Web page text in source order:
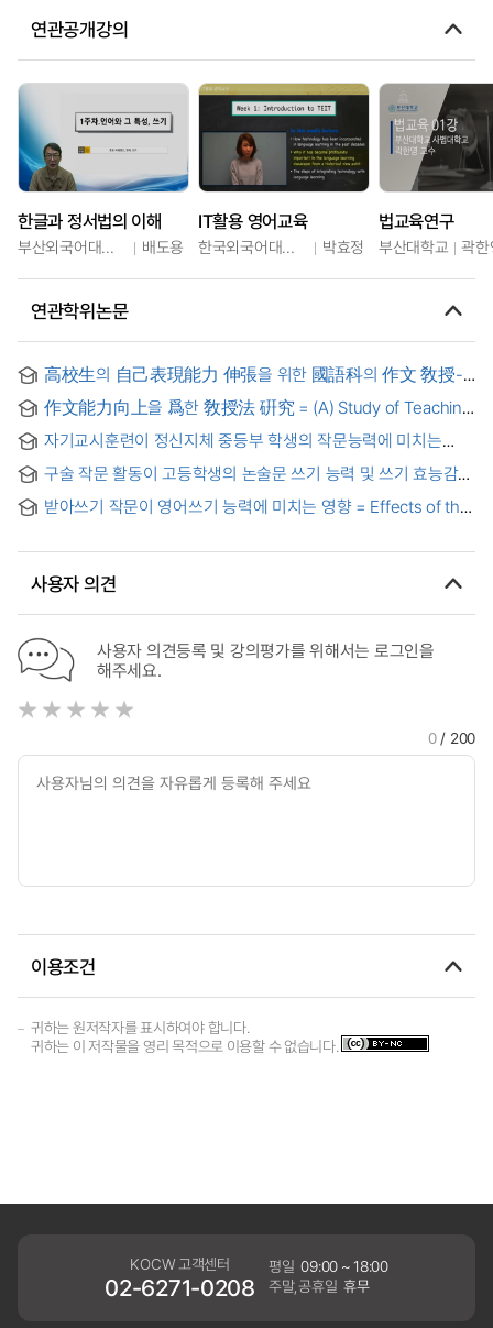
연관공개강의
한글과 정서법의 이해
부산외국어대학교 배도용
IT활용 영어교육
한국외국어대학교 박효정
법교육연구
부산대학교 곽
연관학위논문
高校生의 自己表現能力 伸張을 위한 國語科의 作文 敎授-
學習 模型의 開發 硏究
作文能力向上을 爲한 敎授法 硏究 = (A) Study of Teaching
Method on Elevation of the Composition Ability
자기교시훈련이 정신지체 중등부 학생의 작문능력에 미치는
효과
구술 작문 활동이 고등학생의 논술문 쓰기 능력 및 쓰기 효능감에
미치는 영향 = The Effects of Oral Composition Activity on
High School Students's Essay Writing Ability and Writing
받아쓰기 작문이 영어쓰기 능력에 미치는 영향 = Effects of the
사용자 의견
사용자 의견등록 및 강의평가를 위해서는 로그인을
해주세요.
0/ 200
이용조건
귀하는 원저작자를 표시하여야 합니다.
귀하는 이 저작물을 영리 목적으로 이용할 수 없습니다.
KOCW 고객센터
02-6271-0208
평일 09:00 ~ 18:00
주말,공휴일 휴무